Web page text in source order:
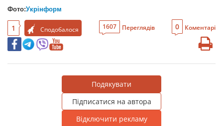
Фото:Укрінформ
1 Сподобалося 1607 Переглядів 0 Коментарі
Подякувати
Підписатися на автора
Відключити рекламу